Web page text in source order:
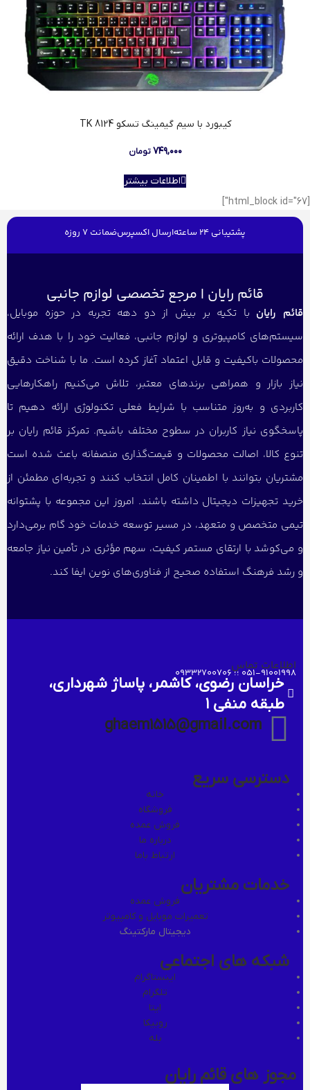
کیبورد با سیم گیمینگ تسکو TK 8124
۷۴۹,۰۰۰ تومان
اطلاعات بیشتر
[html_block id="67"]
پشتیبانی 24 ساعته ارسال اکسپرسضمانت 7 روزه
قائم رایان | مرجع تخصصی لوازم جانبی
قائم رایان با تکیه بر بیش از دو دهه تجربه در حوزه موبایل،
سیستم‌های کامپیوتری و لوازم جانبی، فعالیت خود را با هدف ارائه
محصولات باکیفیت و قابل اعتماد آغاز کرده است. ما با شناخت دقیق
نیاز بازار و همراهی برندهای معتبر، تلاش می‌کنیم راهکارهایی
کاربردی و به‌روز متناسب با شرایط فعلی تکنولوژی ارائه دهیم تا
پاسخگوی نیاز کاربران در سطوح مختلف باشیم. تمرکز قائم رایان بر
تنوع کالا، اصالت محصولات و قیمت‌گذاری منصفانه باعث شده است
مشتریان بتوانند با اطمینان کامل انتخاب کنند و تجربه‌ای مطمئن از
خرید تجهیزات دیجیتال داشته باشند. امروز این مجموعه با پشتوانه
تیمی متخصص و متعهد، در مسیر توسعه خدمات خود گام برمی‌دارد
و می‌کوشد با ارتقای مستمر کیفیت، سهم مؤثری در تأمین نیاز جامعه
و رشد فرهنگ استفاده صحیح از فناوری‌های نوین ایفا کند.
اطلاعات تماس
051-91001998 ؛؛ 09332700706
خراسان رضوی، کاشمر، پاساژ شهرداری،
طبقه منفی ۱
ghaem1515@gmail.com
دسترسی سریع
خانه
فروشگاه
فروش عمده
درباره ما
ارتباط باما
خدمات مشتریان
فروش عمده
تعمیرات موبایل و کامپیوتر
دیجیتال مارکتینگ
شبکه های اجتماعی
اینستاگرام
تلگرام
ایتا
روبیکا
بله
مجوز های قائم رایان